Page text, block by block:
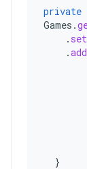
private
Games .
.
.
}